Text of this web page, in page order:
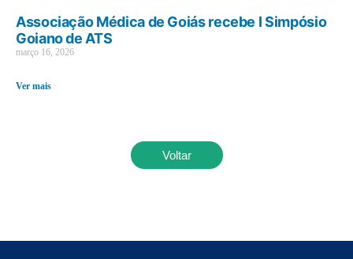
Associação Médica de Goiás recebe I Simpósio
Goiano de ATS
março 16, 2026
Ver mais
Voltar